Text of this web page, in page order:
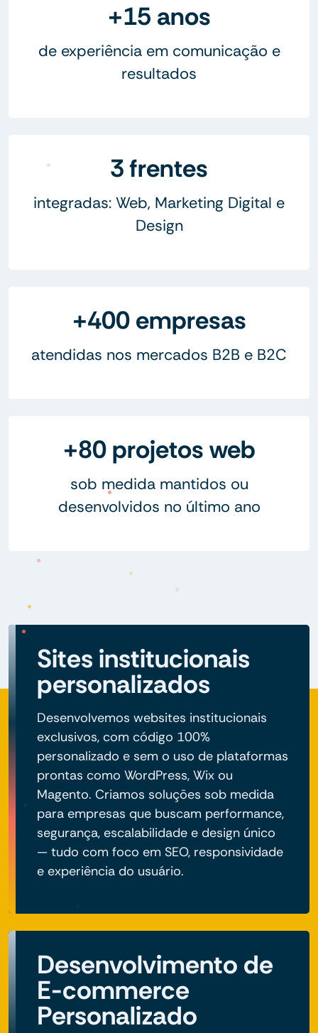
+15 anos
de experiência em comunicação e
resultados
3 frentes
integradas: Web, Marketing Digital e
Design
+400 empresas
atendidas nos mercados B2B e B2C
+80 projetos web
sob medida mantidos ou
desenvolvidos no último ano
Sites institucionais
personalizados
Desenvolvemos websites institucionais
exclusivos, com código 100%
personalizado e sem o uso de plataformas
prontas como WordPress, Wix ou
Magento. Criamos soluções sob medida
para empresas que buscam performance,
segurança, escalabilidade e design único
— tudo com foco em SEO, responsividade
e experiência do usuário.
Desenvolvimento de
E-commerce
Personalizado